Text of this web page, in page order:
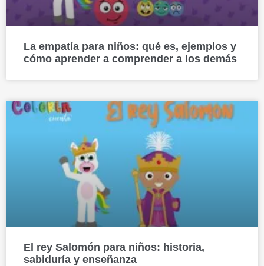
La empatía para niños: qué es, ejemplos y
cómo aprender a comprender a los demás
El rey Salomón para niños: historia,
sabiduría y enseñanza